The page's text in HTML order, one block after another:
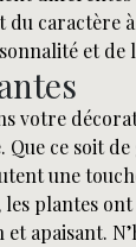
caractère
et de
votre
ce soit
une
plantes
apaisant.